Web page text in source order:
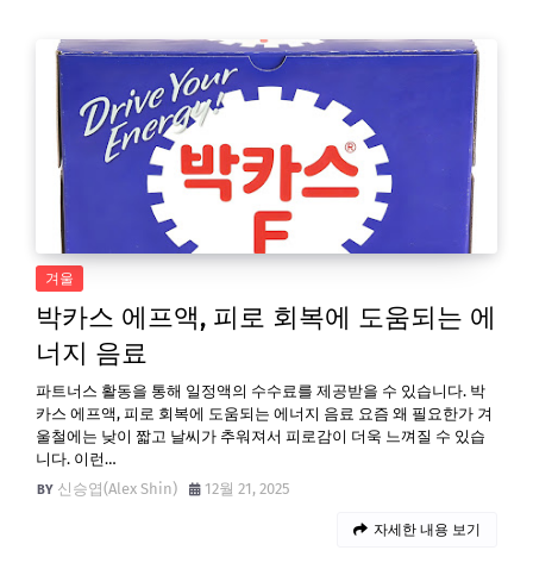
겨울
박카스 에프액, 피로 회복에 도움되는 에
너지 음료
파트너스 활동을 통해 일정액의 수수료를 제공받을 수 있습니다. 박
카스 에프액, 피로 회복에 도움되는 에너지 음료 요즘 왜 필요한가 겨
울철에는 낮이 짧고 날씨가 추워져서 피로감이 더욱 느껴질 수 있습
니다. 이런…
신승엽(Alex Shin)
12월 21, 2025
자세한 내용 보기